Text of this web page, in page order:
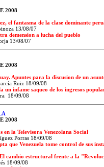
2008
el fantasma de la clase dominante
13/08/07
demension a lucha del pueblo
13/08/07
2008
Apuntes para la discusion de un
Ruiz 18/09/08
un infame saqueo de los ingresos
18/09/08
2008
en la Televisora Venezolana Social
Porras 18/09/08
que Venezuela tome control de sus
cambio estructural frente a la
18/09/08